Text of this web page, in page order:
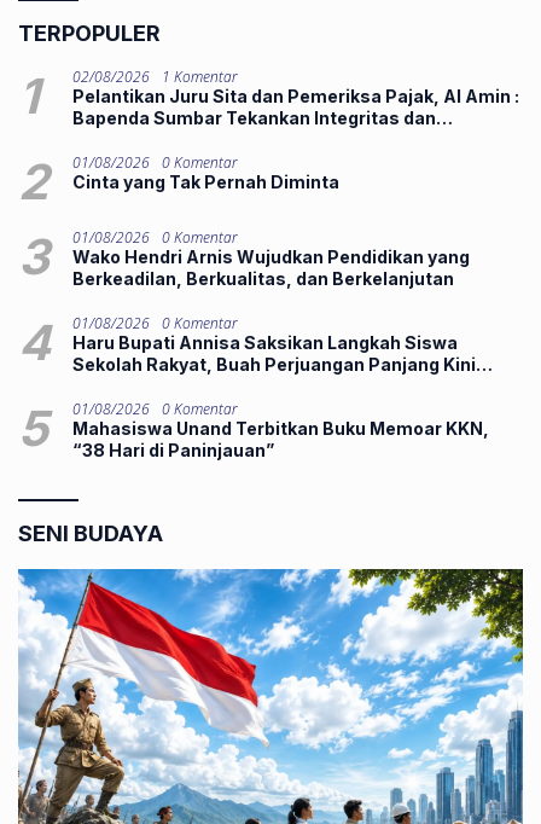
TERPOPULER
1 02/08/2026
1 Komentar
Pelantikan Juru Sita dan Pemeriksa Pajak, Al Amin :
Bapenda Sumbar Tekankan Integritas dan
2 01/08/2026 0 Komentar
Cinta yang Tak Pernah Diminta
3 01/08/2026 0 Komentar
Wako Hendri Arnis Wujudkan Pendidikan yang
Berkeadilan, Berkualitas, dan Berkelanjutan
4 01/08/2026 0 Komentar
Haru Bupati Annisa Saksikan Langkah Siswa
Sekolah Rakyat, Buah Perjuangan Panjang Kini
5 01/08/2026 0 Komentar
Mahasiswa Unand Terbitkan Buku Memoar KKN,
“38 Hari di Paninjauan”
SENI BUDAYA